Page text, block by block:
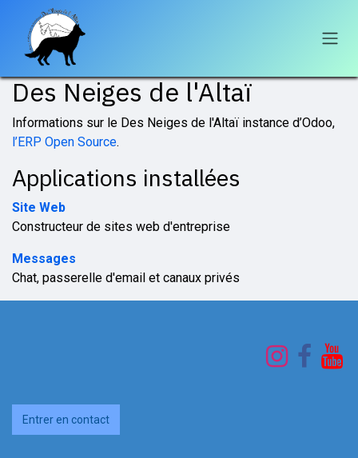
Se rendre au contenu
Des Neiges de l'Altaï
Informations sur le Des Neiges de l'Altaï instance d’Odoo,
l’ERP Open Source.
Applications installées
Site Web
Constructeur de sites web d'entreprise
Messages
Chat, passerelle d'email et canaux privés
Entrer en contact